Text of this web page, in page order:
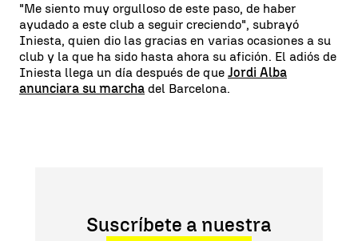
"Me siento muy orgulloso de este paso, de haber
ayudado a este club a seguir creciendo", subrayó
Iniesta, quien dio las gracias en varias ocasiones a su
club y la que ha sido hasta ahora su afición. El adiós de
Iniesta llega un día después de que Jordi Alba
anunciara su marcha del Barcelona.
Suscríbete a nuestra